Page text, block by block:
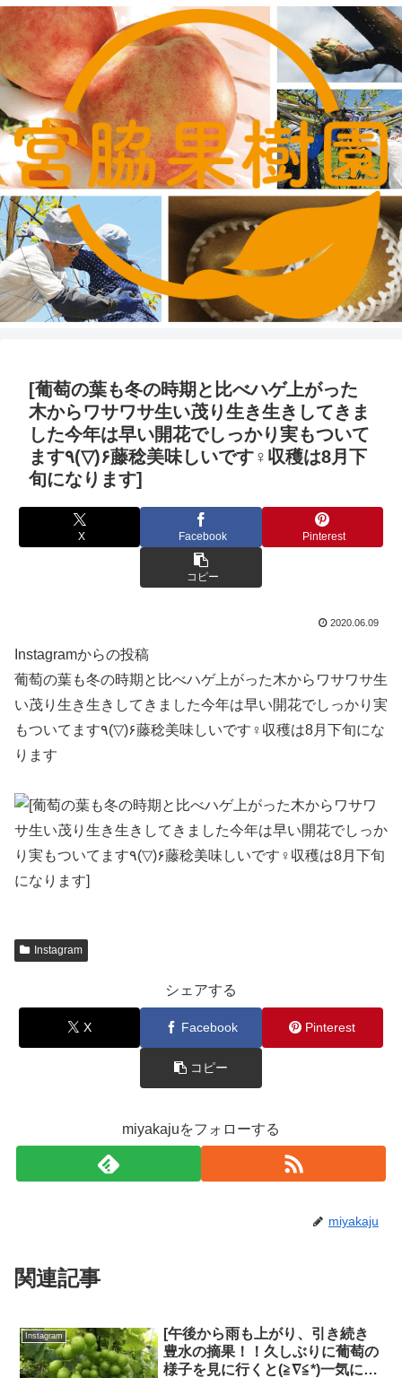
[葡萄の葉も冬の時期と比べハゲ上がった
木からワサワサ生い茂り生き生きしてきま
した今年は早い開花でしっかり実もついて
ます٩(▽)۶藤稔美味しいです‍♀️収穫は8月下
旬になります]
X Facebook Pinterest
コピー
2020.06.09
Instagramからの投稿
葡萄の葉も冬の時期と比べハゲ上がった木からワサワサ生
い茂り生き生きしてきました今年は早い開花でしっかり実
もついてます٩(▽)۶藤稔美味しいです‍♀️収穫は8月下旬にな
ります
Instagram
シェアする
X Facebook Pinterest
コピー
miyakajuをフォローする
miyakaju
関連記事
Instagram
[午後から雨も上がり、引き続き
豊水の摘果！！久しぶりに葡萄の
様子を見に行くと(≧∇≦*)一気に育